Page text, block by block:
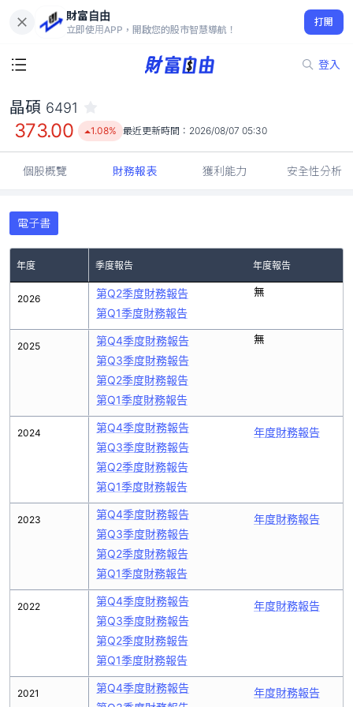
財富自由
立即使用APP，開啟您的股市智慧導航！
打開
登入
373.00
1.08%
晶碩 6491
373.00 1.08% 最近更新時間： 2026/08/07 05:30
個股概覽 財務報表 獲利能力 安全性分析
電子書
年度 季度報告 年度報告
2026
2025
2024
2023
2022
2021
第Q2季度財務報告
第Q1季度財務報告
無
第Q4季度財務報告
第Q3季度財務報告
第Q2季度財務報告
第Q1季度財務報告
無
第Q4季度財務報告
第Q3季度財務報告
第Q2季度財務報告
第Q1季度財務報告
年度財務報告
第Q4季度財務報告
第Q3季度財務報告
第Q2季度財務報告
第Q1季度財務報告
年度財務報告
第Q4季度財務報告
第Q3季度財務報告
第Q2季度財務報告
第Q1季度財務報告
年度財務報告
第Q4季度財務報告
年度財務報告